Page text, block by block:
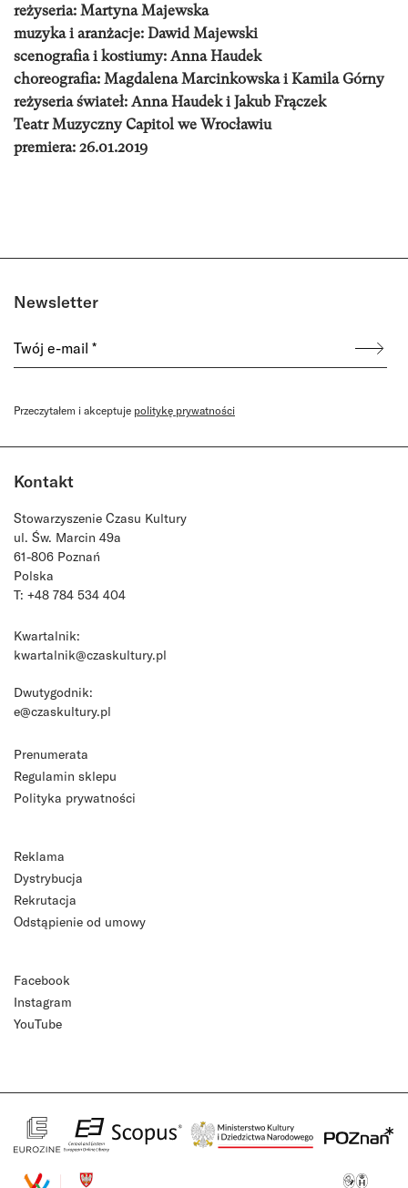
reżyseria: Martyna Majewska
muzyka i aranżacje: Dawid Majewski
scenografia i kostiumy: Anna Haudek
choreografia: Magdalena Marcinkowska i Kamila Górny
reżyseria świateł: Anna Haudek i Jakub Frączek
Teatr Muzyczny Capitol we Wrocławiu
premiera: 26.01.2019
Newsletter
Przeczytałem i akceptuje politykę prywatności
Kontakt
Stowarzyszenie Czasu Kultury
ul. Św. Marcin 49a
61-806 Poznań
Polska
T: +48 784 534 404
Kwartalnik:
kwartalnik@czaskultury.pl
Dwutygodnik:
e@czaskultury.pl
Prenumerata
Regulamin sklepu
Polityka prywatności
Reklama
Dystrybucja
Rekrutacja
Odstąpienie od umowy
Facebook
Instagram
YouTube